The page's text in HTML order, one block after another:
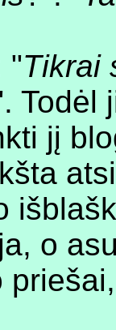
"Tikrai
Todėl
jį
o